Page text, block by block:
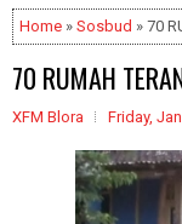
Home » Sosbud » 70
70 RUMAH
XFM Blora Friday,